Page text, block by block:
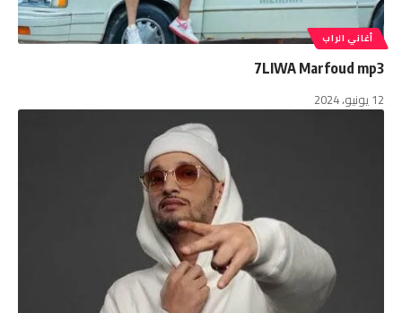
أغاني الراب
7LIWA Marfoud mp3
12 يونيو، 2024